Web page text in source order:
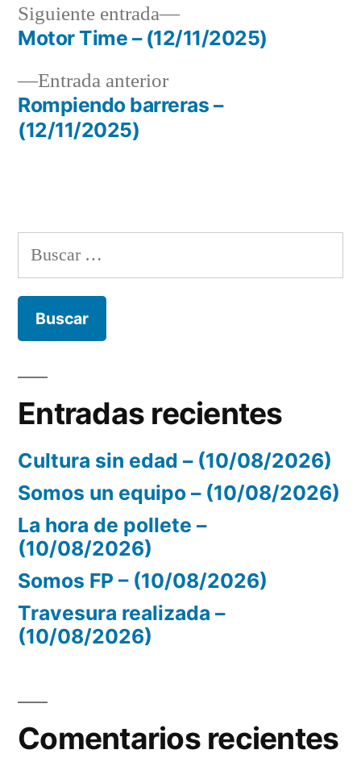
Navegación
de
entradas
Entrada anteriorEntrada
anterior:
Rompiendo barreras –
(12/11/2025)
Siguiente entrada
Siguiente
entrada:
Motor Time – (12/11/2025)
Buscar:
Entradas recientes
Cultura sin edad – (10/08/2026)
Somos un equipo – (10/08/2026)
La hora de pollete –
(10/08/2026)
Somos FP – (10/08/2026)
Travesura realizada –
(10/08/2026)
Comentarios recientes